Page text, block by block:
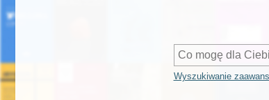
Wyszukiwanie